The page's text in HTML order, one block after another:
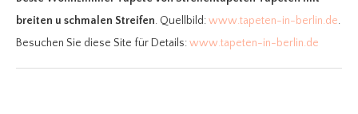
breiten u schmalen Streifen. Quellbild:www.tapeten-in-berlin.de.
Besuchen Sie diese Site für Details:www.tapeten-in-berlin.de